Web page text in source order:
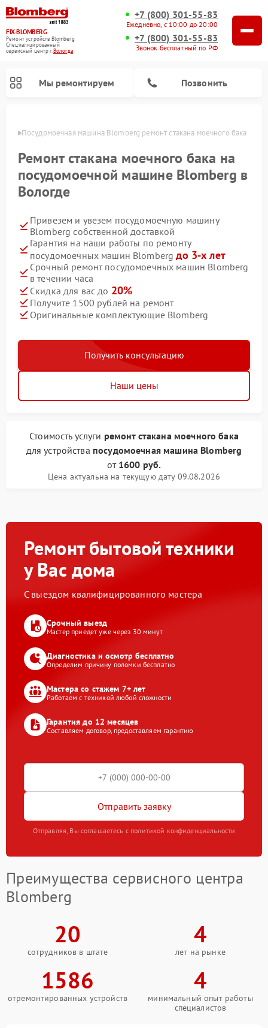
FIX-BLOMBERG
Ремонт устройств Blomberg
Специализированный
cервисный центр г.Вологда
+7 (800) 301-55-83
Ежедневно, с 10:00 до 20:00
+7 (800) 301-55-83
Звонок бесплатный по РФ
Мы ремонтируем Позвонить
Посудомоечная машина Blomberg ремонт стакана моечного бака
Ремонт стакана моечного бака на
посудомоечной машине Blomberg в
Вологде
Привезем и увезем посудомоечную машину
Blomberg собственной доставкой
Гарантия на наши работы по ремонту
посудомоечных машин Blombergдо 3-х лет
Срочный ремонт посудомоечных машин Blomberg
в течении часа
Скидка для вас до 20%
Получите 1500 рублей на ремонт
Оригинальные комплектующие Blomberg
Получить консультацию
Наши цены
Стоимость услуги ремонт стакана моечного бака
для устройства посудомоечная машина Blomberg
от 1600 руб.
Цена актуальна на текущую дату 09.08.2026
Ремонт бытовой техники
у Вас дома
С выездом квалифицированного мастера
Срочный выезд
Мастер приедет уже через 30 минут
Диагностика и осмотр бесплатно
Определим причину поломки бесплатно
Мастера со стажем 7+ лет
Работаем с техникой любой сложности
Гарантия до 12 месяцев
Составляем договор, предоставляем гарантию
Отправить заявку
Отправляя, Вы соглашаетесь с политикой конфиденциальности
Преимущества сервисного центра
Blomberg
20
сотрудников в штате
4
лет на рынке
1586
отремонтированных устройств
4
минимальный опыт работы
специалистов